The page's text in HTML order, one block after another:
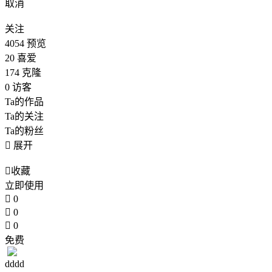
取消
关注
4054 预览
20 喜爱
174 克隆
0 访客
Ta的作品
Ta的关注
Ta的粉丝
 展开
收藏
立即使用
 0
 0
 0
免费
dddd